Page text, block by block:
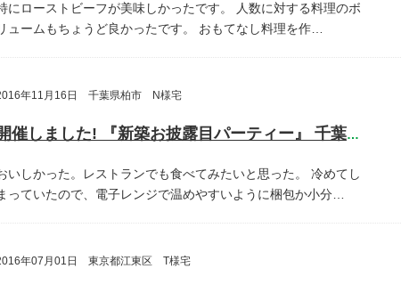
にローストビーフが美味しかったです。
人数に対する料理のボ
ュームもちょうど良かったです。
おもてなし料理を作…
年11月16日 千葉県柏市 N様宅
開催しました! 『新築お披露目パーティー』 千葉県柏市 N様宅
いしかった。レストランでも食べてみたいと思った。
冷めてし
っていたので、電子レンジで温めやすいように梱包か小分…
年07月01日 東京都江東区 T様宅